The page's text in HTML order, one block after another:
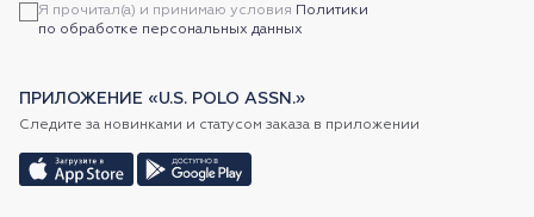
Я прочитал(а) и принимаю условия Политики
по обработке персональных данных
ПРИЛОЖЕНИЕ «U.S. POLO ASSN.»
Следите за новинками и статусом заказа в приложении